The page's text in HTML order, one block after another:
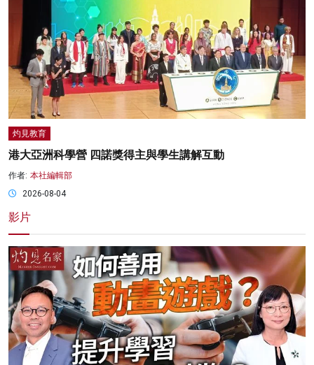
灼見教育
港大亞洲科學營 四諾獎得主與學生講解互動
作者: 本社編輯部
2026-08-04
影片